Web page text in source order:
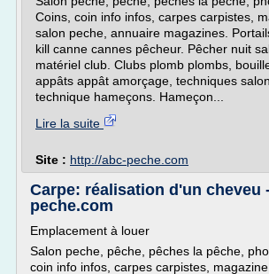
Coins, coin info infos, carpes carpistes,
salon peche, annuaire magazines.
kill canne cannes pêcheur. Pêcher nuit
matériel club. Clubs plomb plombs,
appâts appât amorçage, techniques
technique hameçons. Hameçon...
Lire la suite
Site : http://abc-peche.com
Carpe: réalisation d'un cheveu
peche.com
Emplacement à louer
Salon peche, pêche, pêches la pêche,
coin info infos, carpes carpistes,